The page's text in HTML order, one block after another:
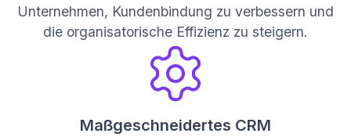
Unternehmen, Kundenbindung zu verbessern und
die organisatorische Effizienz zu steigern.
Maßgeschneidertes CRM